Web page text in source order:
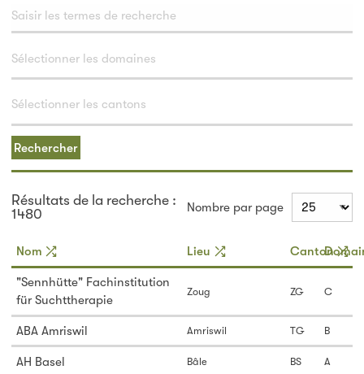
Rechercher
Résultats de la recherche :
1480
Nombre par page
Nom Lieu Canton
"Sennhütte" Fachinstitution
für Suchttherapie
Zoug ZG C
ABA Amriswil Amriswil TG B
AH Basel Bâle BS A